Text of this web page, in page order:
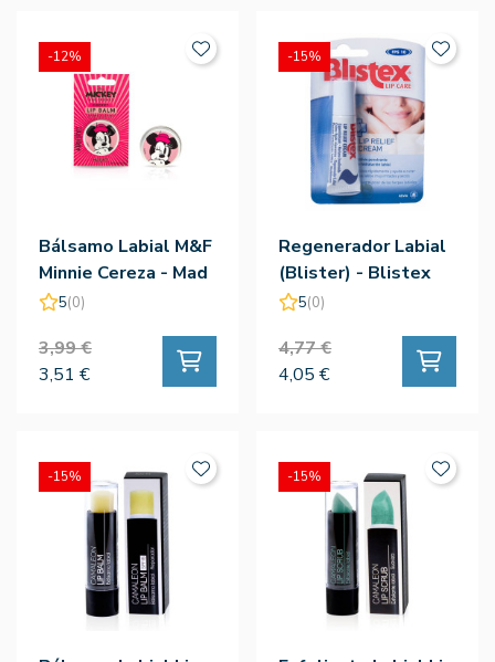
Bálsamo Labial M&F
Minnie Cereza - Mad
Beauty
5(0)
3,99 €
3,51 €
-12%
Regenerador Labial
(Blister) - Blistex
5(0)
4,77 €
4,05 €
-15%
-15% -15%